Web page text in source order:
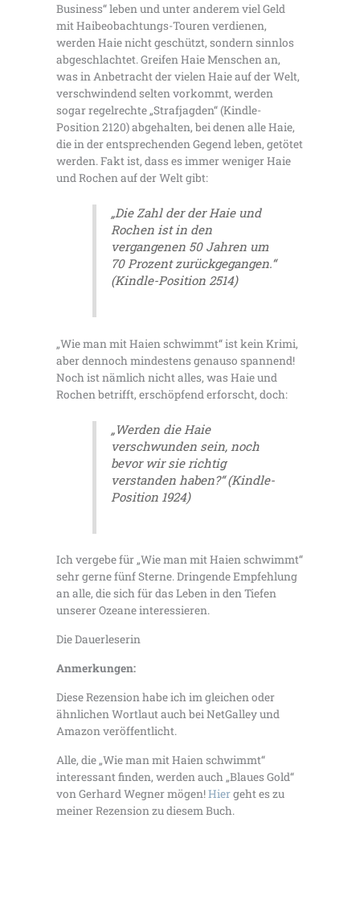
Business“ leben und unter anderem viel Geld
mit Haibeobachtungs-Touren verdienen,
werden Haie nicht geschützt, sondern sinnlos
abgeschlachtet. Greifen Haie Menschen an,
was in Anbetracht der vielen Haie auf der Welt,
verschwindend selten vorkommt, werden
sogar regelrechte „Strafjagden“ (Kindle-
Position 2120) abgehalten, bei denen alle Haie,
die in der entsprechenden Gegend leben, getötet
werden. Fakt ist, dass es immer weniger Haie
und Rochen auf der Welt gibt:
„Die Zahl der der Haie und
Rochen ist in den
vergangenen 50 Jahren um
70 Prozent zurückgegangen.“
(Kindle-Position 2514)
„Wie man mit Haien schwimmt“ ist kein Krimi,
aber dennoch mindestens genauso spannend!
Noch ist nämlich nicht alles, was Haie und
Rochen betrifft, erschöpfend erforscht, doch:
„Werden die Haie
verschwunden sein, noch
bevor wir sie richtig
verstanden haben?“ (Kindle-
Position 1924)
Ich vergebe für „Wie man mit Haien schwimmt“
sehr gerne fünf Sterne. Dringende Empfehlung
an alle, die sich für das Leben in den Tiefen
unserer Ozeane interessieren.
Die Dauerleserin
Anmerkungen:
Diese Rezension habe ich im gleichen oder
ähnlichen Wortlaut auch bei NetGalley und
Amazon veröffentlicht.
Alle, die „Wie man mit Haien schwimmt“
interessant finden, werden auch „Blaues Gold“
von Gerhard Wegner mögen!Hiergeht es zu
meiner Rezension zu diesem Buch.